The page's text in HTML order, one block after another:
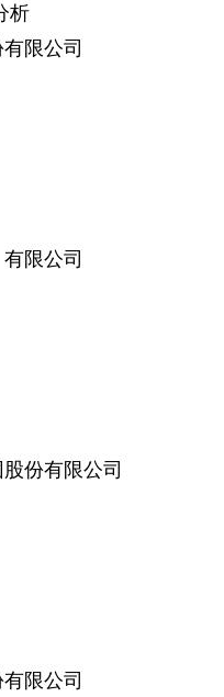
析
限公司
限公司
份有限公司
限公司